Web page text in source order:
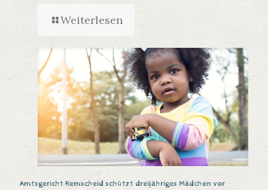
Weiterlesen
Amtsgericht Remscheid schützt dreijähriges Mädchen vor